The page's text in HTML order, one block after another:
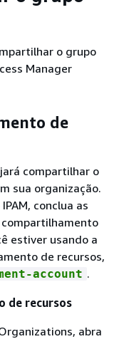
o grupo
Manager
de
compartilhar o
sua organização.
conclua as
estiver usando a
de recursos,
account .
de recursos
abra